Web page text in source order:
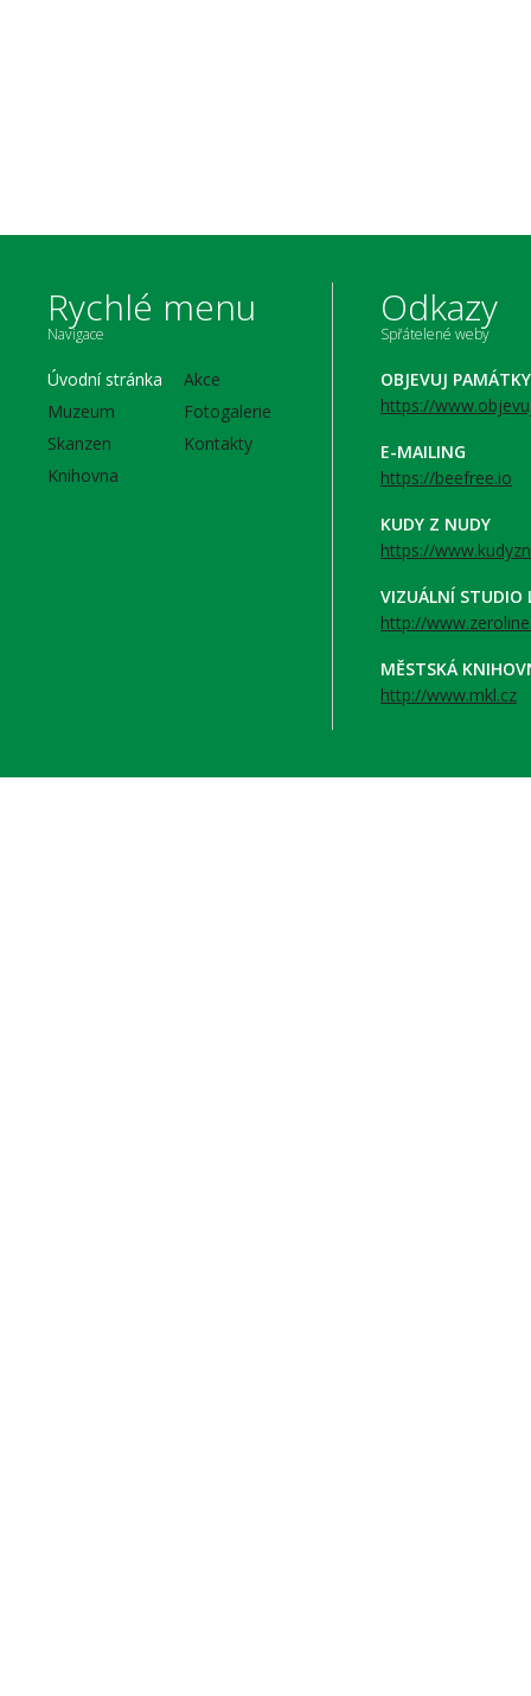
Rychlé menu
Navigace
Úvodní stránka
Muzeum
Skanzen
Knihovna
Akce
Fotogalerie
Kontakty
Odkazy
Spřátelené weby
OBJEVUJ PAMÁTKY
https://
E-MAILING
https://beefree.io
KUDY Z NUDY
https://
VIZUÁLNÍ STUDIO
http://
MĚSTSKÁ
http://www.mkl.cz